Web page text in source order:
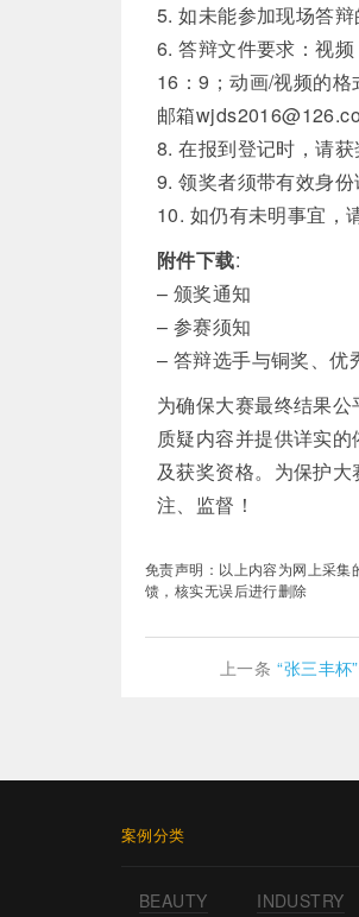
5. 如未能参加现场答辩
6. 答辩文件要求：视
16：9；动画/视频的
邮箱
8. 在报到登记时，请获
9. 领奖者须带有效身份
10. 如仍有未明事宜，
附件下载:
– 颁奖通知
– 参赛须知
– 答辩选手与铜奖、优
为确保大赛最终结果
质疑内容并提供详实
及获奖资格。为保护
注、监督！
免责声明：以上内容为网上采
馈，核实无误后进行删除
上一条 “张三丰
案例分类
BEAUTY INDUSTRY